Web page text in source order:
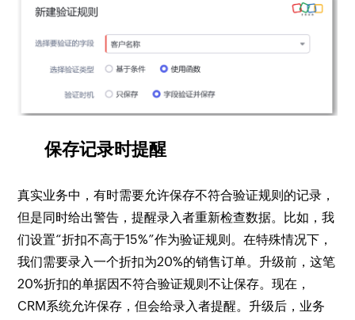
保存记录时提醒
真实业务中，有时需要允许保存不符合验证规则的记录，
但是同时给出警告，提醒录入者重新检查数据。比如，我
们设置“折扣不高于15%”作为验证规则。在特殊情况下，
我们需要录入一个折扣为20%的销售订单。升级前，这笔
20%折扣的单据因不符合验证规则不让保存。现在，
CRM系统允许保存，但会给录入者提醒。升级后，业务